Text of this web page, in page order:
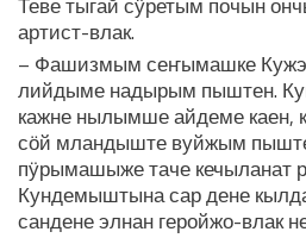
артист-влак.
– Фашизмым сеҥымашке
лийдыме надырым пыштен.
кажне нылымше айдеме каен,
сӧй мландыште вуйжым
пӱрымашыже таче кечыланат
Кундемыштына сар дене
сандене элнан геройжо-влак